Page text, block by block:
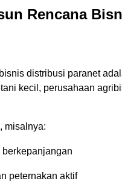
Rencana
distribusi paranet
kecil, perusahaan
misalnya:
peternakan aktif